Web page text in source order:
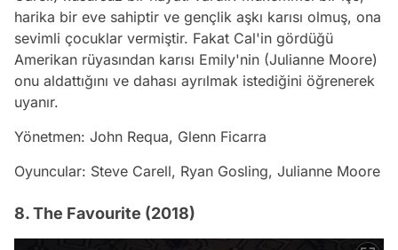
harika bir eve sahiptir ve gençlik aşkı karısı olmuş, ona
sevimli çocuklar vermiştir. Fakat Cal'in gördüğü
Amerikan rüyasından karısı Emily'nin (Julianne Moore)
onu aldattığını ve dahası ayrılmak istediğini öğrenerek
uyanır.
Yönetmen: John Requa, Glenn Ficarra
Oyuncular: Steve Carell, Ryan Gosling, Julianne Moore
8. The Favourite (2018)